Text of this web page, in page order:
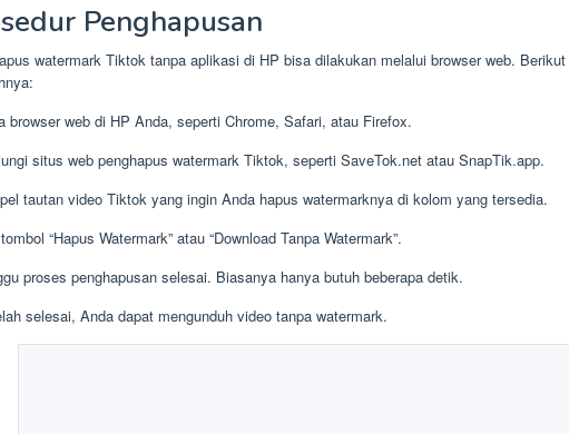
Penghapusan
watermark Tiktok tanpa aplikasi di HP bisa dilakukan melalui browser web.
browser web di HP Anda, seperti Chrome, Safari, atau Firefox.
situs web penghapus watermark Tiktok, seperti SaveTok.net atau SnapTik.app.
tautan video Tiktok yang ingin Anda hapus watermarknya di kolom yang tersedia.
“Hapus Watermark” atau “Download Tanpa Watermark”.
proses penghapusan selesai. Biasanya hanya butuh beberapa detik.
selesai, Anda dapat mengunduh video tanpa watermark.